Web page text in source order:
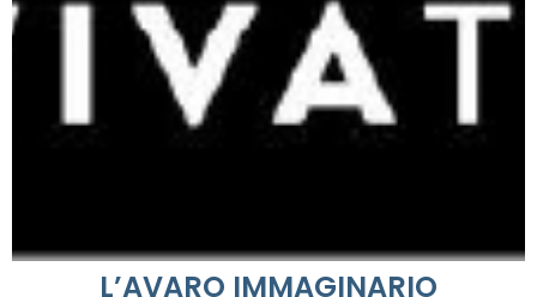
L’AVARO IMMAGINARIO